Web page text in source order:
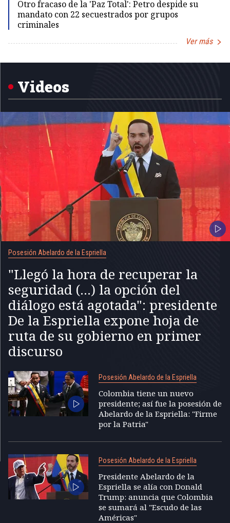
Otro fracaso de la 'Paz Total': Petro despide su
mandato con 22 secuestrados por grupos
criminales
Ver más
Videos
Posesión Abelardo de la Espriella
"Llegó la hora de recuperar la
seguridad (...) la opción del
diálogo está agotada": presidente
De la Espriella expone hoja de
ruta de su gobierno en primer
discurso
Posesión Abelardo de la Espriella
Colombia tiene un nuevo
presidente; así fue la posesión de
Abelardo de la Espriella: "Firme
por la Patria"
Posesión Abelardo de la Espriella
Presidente Abelardo de la
Espriella se alía con Donald
Trump: anuncia que Colombia
se sumará al "Escudo de las
Américas"